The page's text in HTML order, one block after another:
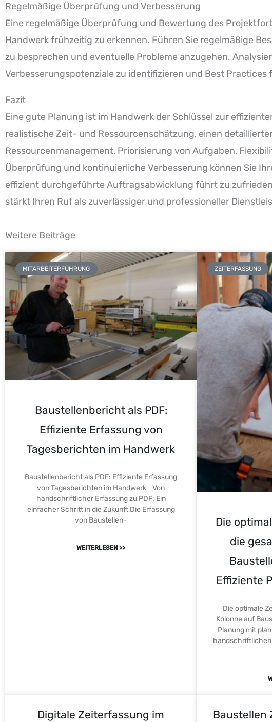
Regelmäßige Überprüfung und Verbesserung
Eine regelmäßige Überprüfung und Bewertung des
Handwerk frühzeitig zu erkennen. Führen Sie regelmäßige
zu besprechen und eventuelle Probleme anzugehen.
Verbesserungspotenziale zu identifizieren und Best
Fazit
Eine gute Planung ist im Handwerk der Schlüssel zur
realistische Zeit- und Ressourcenschätzung, einen
Ressourcenmanagement, Priorisierung von Aufgaben,
Überprüfung und kontinuierliche Verbesserung können Sie
effizient durchgeführte Auftragsabwicklung führt zu
stärkt Ihren Ruf als zuverlässiger und professioneller
Weitere Beiträge
MITARBEITERFÜHRUNG
Baustellenbericht als PDF:
Effiziente Erfassung von
Tagesberichten im Handwerk
Baustellenbericht als PDF: Effiziente Erfassung
von Tagesberichten im Handwerk Von
handschriftlicher Erfassung zu PDF: Ein
einfacher Schritt in die Zukunft Die Erfassung
von Baustellen-
WEITERLESEN >>
ZEITERFASSUNG
Die
die
Effiziente
Die optimale
Kolonne auf
Planung mit
handschriftlichen
Digitale Zeiterfassung im Baustellen
Seite
Seite
Seite
Seite
Seite